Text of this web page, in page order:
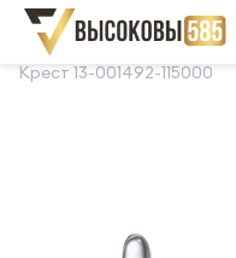
Главная Склад
Крест 13-001492-115000